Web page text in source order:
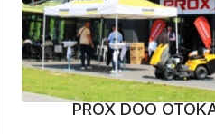
PROX DOO